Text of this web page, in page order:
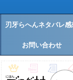
刃牙らへんネタバレ感
お問い合わせ